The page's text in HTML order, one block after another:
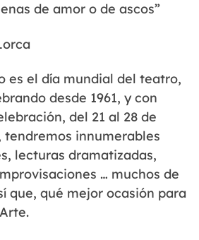
de amor o de ascos”
es el día mundial del teatro,
desde 1961, y con
del 21 al 28 de
tendremos innumerables
lecturas dramatizadas,
… muchos de
que, qué mejor ocasión para